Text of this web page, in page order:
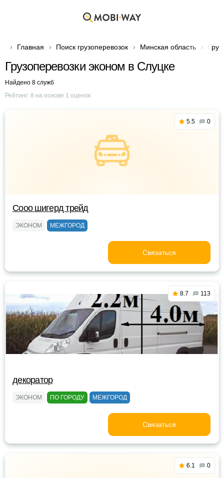
Главная Поиск грузоперевозок Минская область
Грузоперевозки эконом в Слуцке
Найдено 8 служб
Рейтинг: 8 на основе 1 оценок
5.5 0
Сооо шигерд трейд
ЭКОНОМ МЕЖГОРОД
Связаться
8.7 113
декоратор
ЭКОНОМ ПО ГОРОДУ МЕЖГОРОД
Связаться
6.1 0